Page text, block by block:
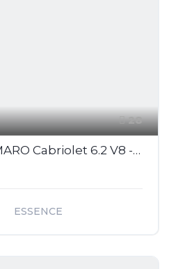
28
CHEVROLET CAMARO Cabriolet 6.2 V8 - 432 2011 CABRIOLET . PHASE 1
ESSENCE